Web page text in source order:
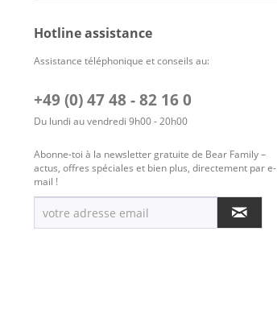
Hotline assistance
Assistance téléphonique et conseils au:
+49 (0) 47 48 - 82 16 0
Du lundi au vendredi 9h00 - 20h00
Abonne-toi à la newsletter gratuite de Bear Family –
actus, offres spéciales et bien plus, directement par e-
mail !